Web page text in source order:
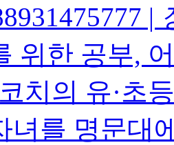
|
위한 공부,
치의 유·초
녀를 명문대